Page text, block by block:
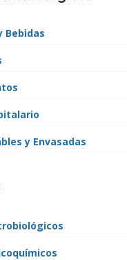
Bebidas
y Envasadas